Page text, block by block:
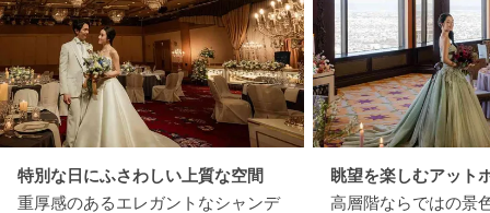
特別な日にふさわしい上質な空間
重厚感のあるエレガントなシャンデ
眺望を楽しむアット
高層階ならではの景